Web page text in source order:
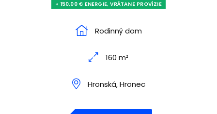
+ 150,00 € ENERGIE, VRÁTANE PROVÍZIE
Rodinný dom
160 m²
Hronská, Hronec